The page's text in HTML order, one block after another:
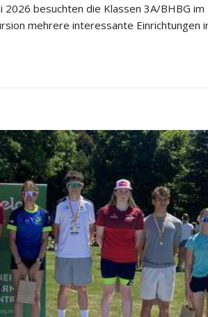
2026 besuchten die Klassen 3A/BHBG im
mehrere interessante Einrichtungen